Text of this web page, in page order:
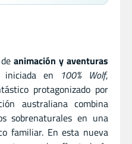
animación y aventuras
en
100% Wolf,
protagonizado por
australiana combina
sobrenaturales en una
familiar. En esta nueva